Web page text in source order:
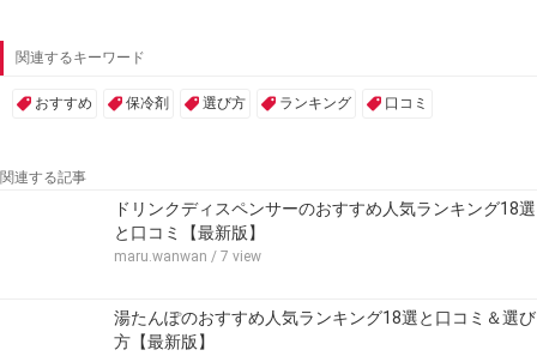
関連するキーワード
おすすめ 保冷剤 選び方 ランキング 口コミ
関連する記事
ドリンクディスペンサーのおすすめ人気ランキング18選
と口コミ【最新版】
maru.wanwan / 7 view
湯たんぽのおすすめ人気ランキング18選と口コミ＆選び
方【最新版】